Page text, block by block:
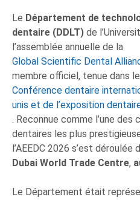
Le Département de
dentaire (DDLT) de
l’assemblée annuelle de la
Global Scientific Dental
membre officiel, tenue dans
Conférence dentaire
unis et de l’exposition
. Reconnue comme l’une
dentaires les plus
l’AEEDC 2026 s’est
Dubai World Trade Centre,
Le Département était